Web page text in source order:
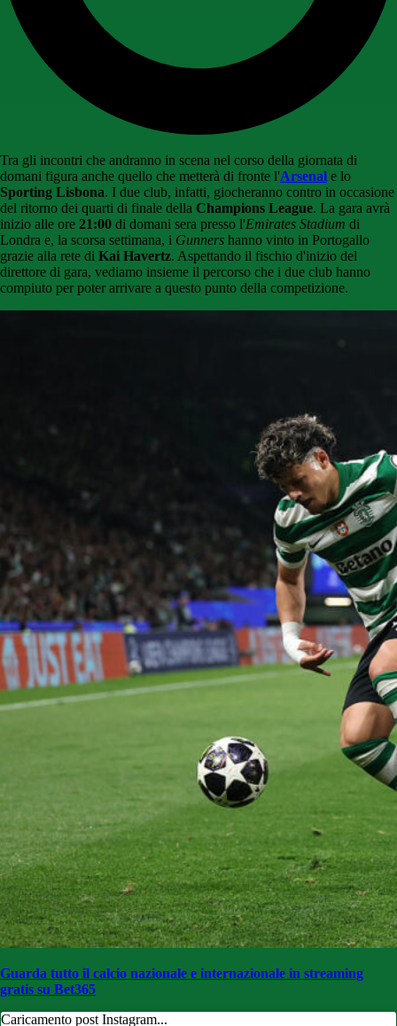
Tra gli incontri che andranno in scena nel corso della giornata di
domani figura anche quello che metterà di fronte l'Arsenal e lo
Sporting Lisbona. I due club, infatti, giocheranno contro in occasione
del ritorno dei quarti di finale della Champions League. La gara avrà
inizio alle ore 21:00 di domani sera presso l'Emirates Stadium di
Londra e, la scorsa settimana, i Gunners hanno vinto in Portogallo
grazie alla rete di Kai Havertz. Aspettando il fischio d'inizio del
direttore di gara, vediamo insieme il percorso che i due club hanno
compiuto per poter arrivare a questo punto della competizione.
Guarda tutto il calcio nazionale e internazionale in streaming
gratis su Bet365
Caricamento post Instagram...